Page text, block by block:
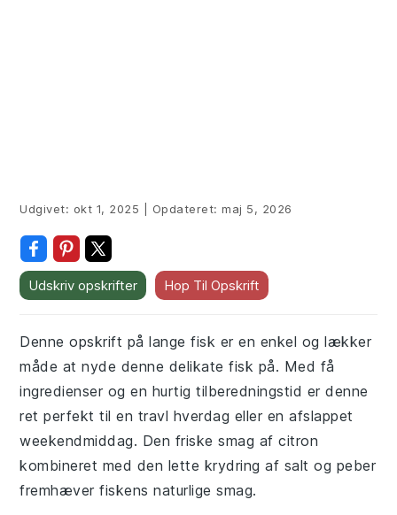
Udgivet: okt 1, 2025 Opdateret:maj 5, 2026
Udskriv opskrifter Hop Til Opskrift
Denne opskrift på lange fisk er en enkel og lækker
måde at nyde denne delikate fisk på. Med få
ingredienser og en hurtig tilberedningstid er denne
ret perfekt til en travl hverdag eller en afslappet
weekendmiddag. Den friske smag af citron
kombineret med den lette krydring af salt og peber
fremhæver fiskens naturlige smag.